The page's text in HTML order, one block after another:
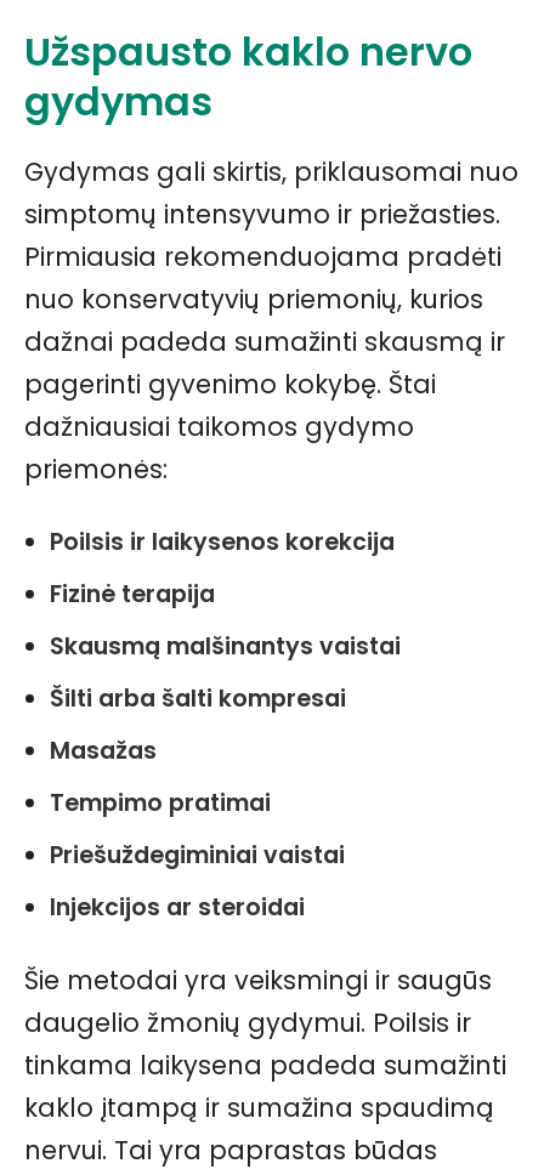
Užspausto kaklo nervo
gydymas
Gydymas gali skirtis, priklausomai nuo
simptomų intensyvumo ir priežasties.
Pirmiausia rekomenduojama pradėti
nuo konservatyvių priemonių, kurios
dažnai padeda sumažinti skausmą ir
pagerinti gyvenimo kokybę. Štai
dažniausiai taikomos gydymo
priemonės:
Poilsis ir laikysenos korekcija
Fizinė terapija
Skausmą malšinantys vaistai
Šilti arba šalti kompresai
Masažas
Tempimo pratimai
Priešuždegiminiai vaistai
Injekcijos ar steroidai
Šie metodai yra veiksmingi ir saugūs
daugelio žmonių gydymui. Poilsis ir
tinkama laikysena padeda sumažinti
kaklo įtampą ir sumažina spaudimą
nervui. Tai yra paprastas būdas